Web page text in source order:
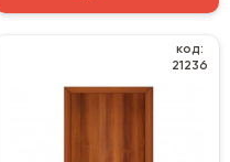
код:
21236